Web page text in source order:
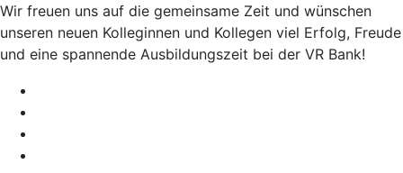
Wir freuen uns auf die gemeinsame Zeit und wünschen
unseren neuen Kolleginnen und Kollegen viel Erfolg, Freude
und eine spannende Ausbildungszeit bei der VR Bank!